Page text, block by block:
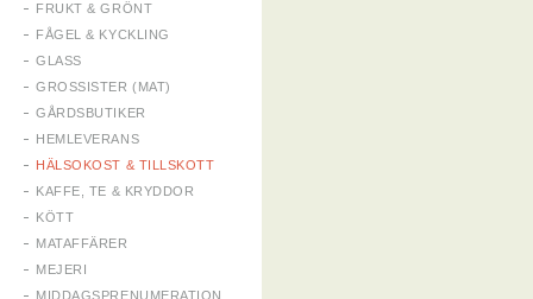
FRUKT & GRÖNT
FÅGEL & KYCKLING
GLASS
GROSSISTER (MAT)
GÅRDSBUTIKER
HEMLEVERANS
HÄLSOKOST & TILLSKOTT
KAFFE, TE & KRYDDOR
KÖTT
MATAFFÄRER
MEJERI
MIDDAGSPRENUMERATION